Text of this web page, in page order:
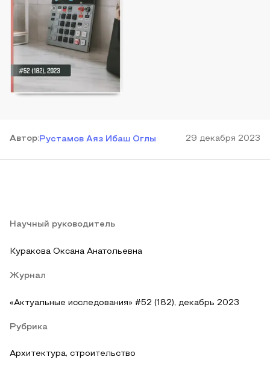
Автор:Рустамов Аяз Ибаш Оглы 29 декабря 2023
Научный руководитель
Куракова Оксана Анатольевна
Журнал
«Актуальные исследования» #52 (182), декабрь 2023
Рубрика
Архитектура, строительство